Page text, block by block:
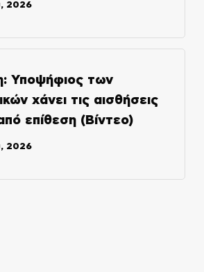
2026
Υποψήφιος των
χάνει τις αισθήσεις
επίθεση (Βίντεο)
2026